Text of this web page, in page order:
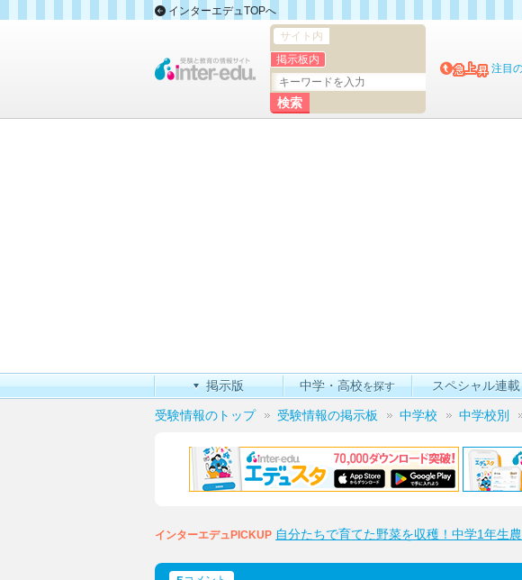
インターエデュTOPへ
サイト内
掲示板内
注目
掲示版 中学・高校を探す スペシャル連載
受験情報のトップ 受験情報の掲示板 中学校 中学校別
インターエデュPICKUP 自分たちで育てた野菜を収穫！中学1年生